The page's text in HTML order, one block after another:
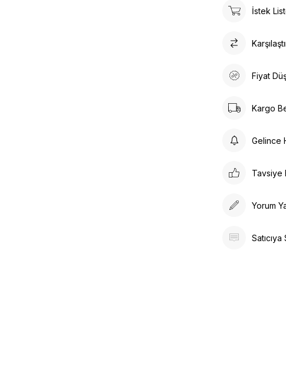
İstek
Fiyat
Kargo
Gelince
Tavsiye
Yorum